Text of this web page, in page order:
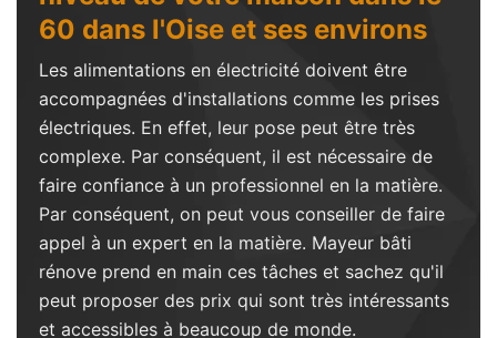
60 dans l'Oise et ses environs
Les alimentations en électricité doivent être
accompagnées d'installations comme les prises
électriques. En effet, leur pose peut être très
complexe. Par conséquent, il est nécessaire de
faire confiance à un professionnel en la matière.
Par conséquent, on peut vous conseiller de faire
appel à un expert en la matière. Mayeur bâti
rénove prend en main ces tâches et sachez qu'il
peut proposer des prix qui sont très intéressants
et accessibles à beaucoup de monde.